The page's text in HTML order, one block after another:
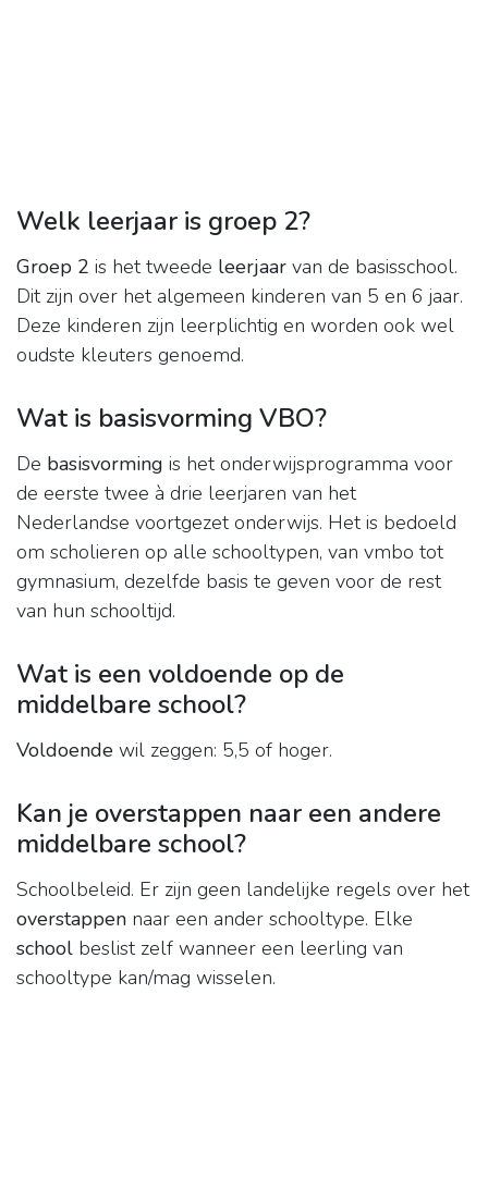
Welk leerjaar is groep 2?
Groep 2 is het tweede leerjaar van de basisschool.
Dit zijn over het algemeen kinderen van 5 en 6 jaar.
Deze kinderen zijn leerplichtig en worden ook wel
oudste kleuters genoemd.
Wat is basisvorming VBO?
De basisvorming is het onderwijsprogramma voor
de eerste twee à drie leerjaren van het
Nederlandse voortgezet onderwijs. Het is bedoeld
om scholieren op alle schooltypen, van vmbo tot
gymnasium, dezelfde basis te geven voor de rest
van hun schooltijd.
Wat is een voldoende op de
middelbare school?
Voldoende wil zeggen: 5,5 of hoger.
Kan je overstappen naar een andere
middelbare school?
Schoolbeleid. Er zijn geen landelijke regels over het
overstappen naar een ander schooltype. Elke
school beslist zelf wanneer een leerling van
schooltype kan/mag wisselen.